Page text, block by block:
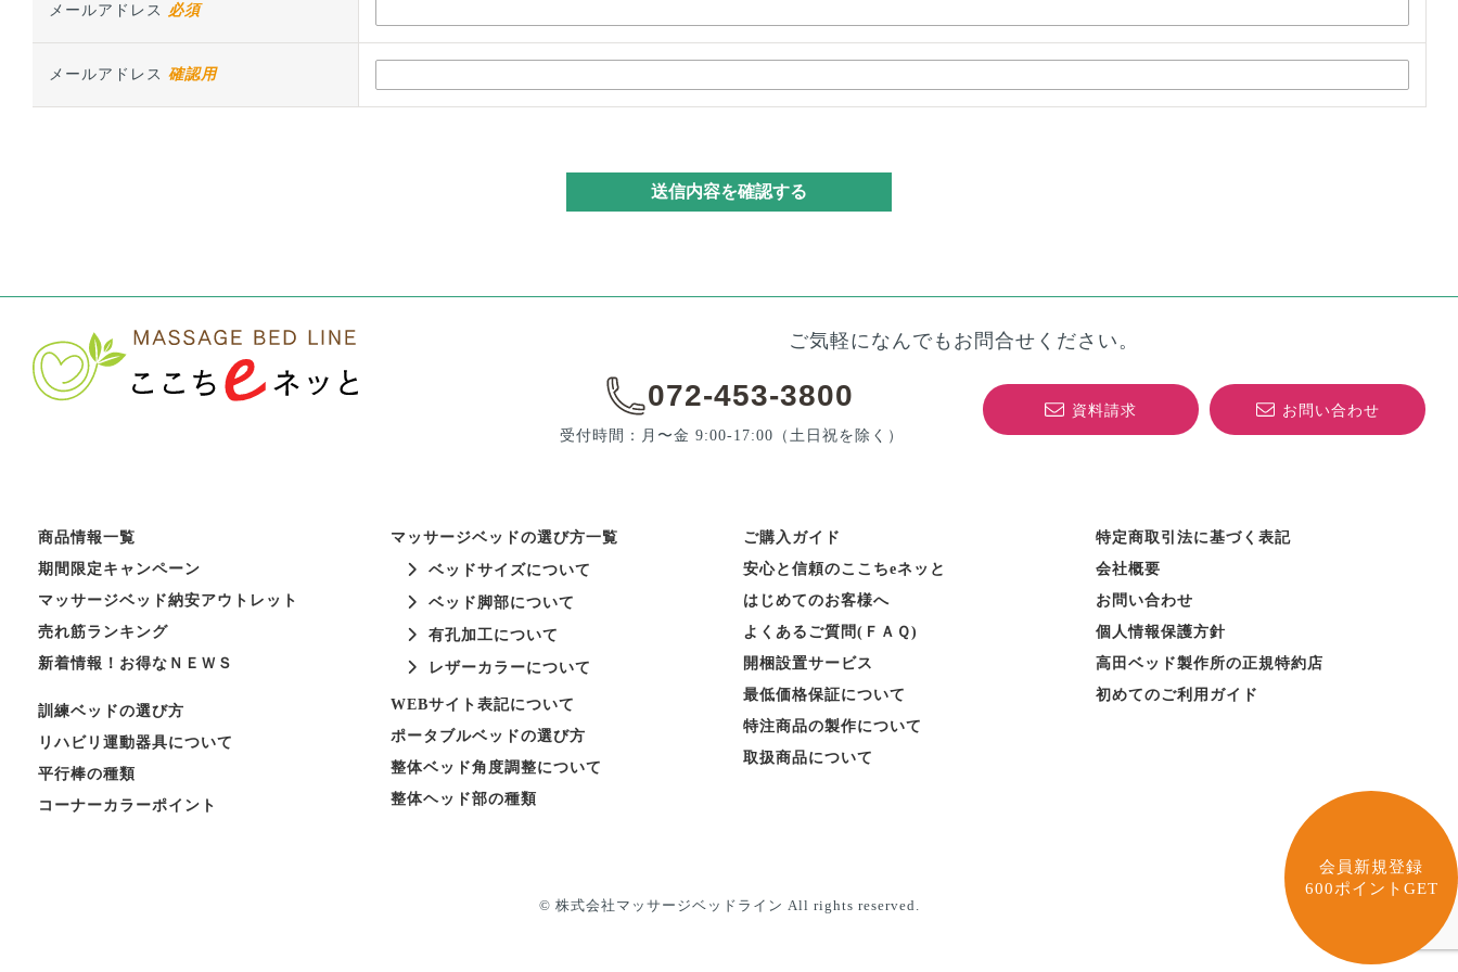
会員新規登録
600ポイントGET
メールアドレス 必須
メールアドレス 確認用
ご気軽になんでもお問合せください。
072-453-3800
受付時間：月〜金 9:00-17:00 （土日祝を除く）
資料請求 お問い合わせ
商品情報一覧
期間限定キャンペーン
マッサージベッド納安アウトレット
売れ筋ランキング
新着情報！お得なＮＥＷＳ
訓練ベッドの選び方
リハビリ運動器具について
平行棒の種類
コーナーカラーポイント
マッサージベッドの選び方一覧
ベッドサイズについて
ベッド脚部について
有孔加工について
レザーカラーについて
WEBサイト表記について
ポータブルベッドの選び方
整体ベッド角度調整について
整体ヘッド部の種類
ご購入ガイド
安心と信頼のここちeネッと
はじめてのお客様へ
よくあるご質問(ＦＡＱ)
開梱設置サービス
最低価格保証について
特注商品の製作について
取扱商品について
特定商取引法に基づく表記
会社概要
お問い合わせ
個人情報保護方針
高田ベッド製作所の正規特約店
初めてのご利用ガイド
© 株式会社マッサージベッドライン All rights reserved.